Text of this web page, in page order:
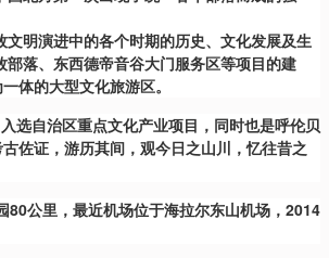
明演进中的各个时期的历史、文化发展及生
落、东西德帝音谷大门服务区等项目的建
体的大型文化旅游区。
选自治区重点文化产业项目，同时也是呼伦贝
佐证，游历其间，观今日之山川，忆往昔之
公里，最近机场位于海拉尔东山机场，2014